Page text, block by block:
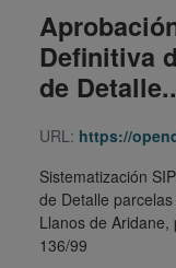
Definitiva
de
URL: https://opendata.sitcan.es/dataset/39fa9785-13c1-
Sistematización
de Detalle
Llanos de
136/99